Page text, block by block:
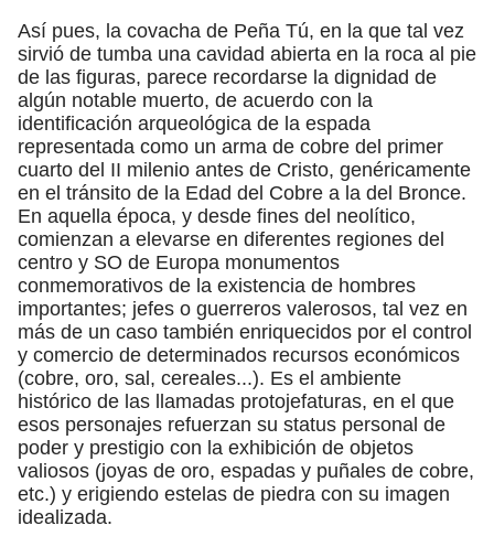
Así pues, la covacha de Peña Tú, en la que tal vez
sirvió de tumba una cavidad abierta en la roca al pie
de las figuras, parece recordarse la dignidad de
algún notable muerto, de acuerdo con la
identificación arqueológica de la espada
representada como un arma de cobre del primer
cuarto del II milenio antes de Cristo, genéricamente
en el tránsito de la Edad del Cobre a la del Bronce.
En aquella época, y desde fines del neolítico,
comienzan a elevarse en diferentes regiones del
centro y SO de Europa monumentos
conmemorativos de la existencia de hombres
importantes; jefes o guerreros valerosos, tal vez en
más de un caso también enriquecidos por el control
y comercio de determinados recursos económicos
(cobre, oro, sal, cereales...). Es el ambiente
histórico de las llamadas protojefaturas, en el que
esos personajes refuerzan su status personal de
poder y prestigio con la exhibición de objetos
valiosos (joyas de oro, espadas y puñales de cobre,
etc.) y erigiendo estelas de piedra con su imagen
idealizada.